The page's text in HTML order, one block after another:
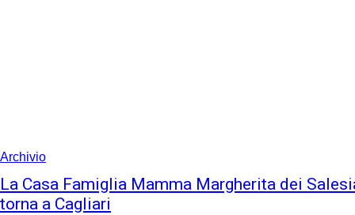
Archivio
La Casa Famiglia Mamma Margherita dei
torna a Cagliari